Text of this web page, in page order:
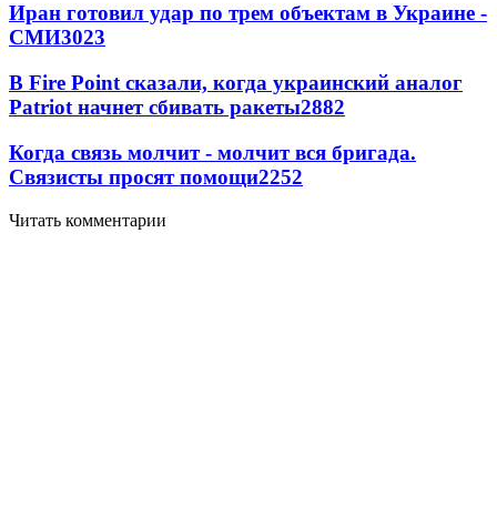
Иран готовил удар по трем объектам в Украине -
СМИ3023
В Fire Point сказали, когда украинский аналог
Patriot начнет сбивать ракеты2882
Когда связь молчит - молчит вся бригада.
Связисты просят помощи2252
Читать комментарии